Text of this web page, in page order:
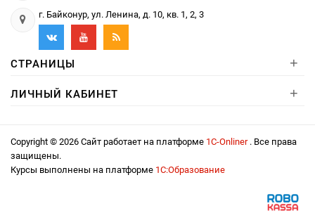
г. Байконур, ул. Ленина, д. 10, кв. 1, 2, 3
СТРАНИЦЫ +
ЛИЧНЫЙ КАБИНЕТ +
Copyright © 2026 Сайт работает на платформе 1С-Onliner . Все права
защищены.
Курсы выполнены на платформе 1С:Образование